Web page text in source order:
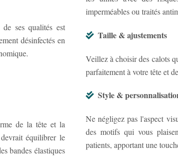
ses qualités est
désinfectés en
de la tête et la
équilibrer le
bandes élastiques
imperméables ou traités
Taille & ajustements
Veillez à choisir des calots
parfaitement à votre tête et
Style &
Ne négligez pas l'aspect
des motifs qui vous
patients, apportant une